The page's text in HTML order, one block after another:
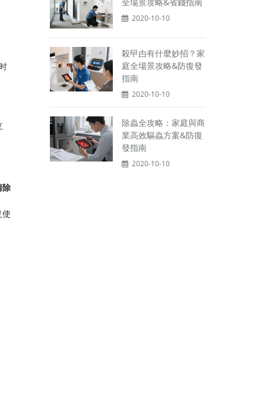
除
使
2020-10-10
殺曱甴有什麼妙招？家
庭全場景攻略&防復發
指南
2020-10-10
除蟲全攻略：家庭與商
業高效驅蟲方案&防復
發指南
2020-10-10